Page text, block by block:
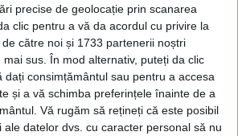
precise de geolocație prin scanarea
clic pentru a vă da acordul cu privire la
către noi și 1733 partenerii noștri
sus. În mod alternativ, puteți da clic
dați consimțământul sau pentru a accesa
și a vă schimba preferințele înainte de a
Vă rugăm să rețineți că este posibil
datelor dvs. cu caracter personal să nu
proiectul de laBerzovia?
de laBerzoviadeoarece am
și dorința unei construcții
care iubește fotbalul, iar